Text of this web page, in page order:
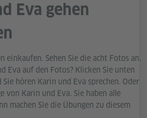
Eva gehen
einkaufen. Sehen Sie die acht Fotos an.
Eva auf den Fotos? Klicken Sie unten
Sie hören Karin und Eva sprechen. Oder
von Karin und Eva. Sie haben alle
machen Sie die Übungen zu diesem